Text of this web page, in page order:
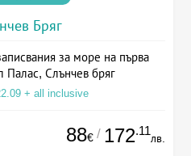
Бряг
за море на първа
Палас, Слънчев бряг
+ all inclusive
88€ / 172.11
лв.